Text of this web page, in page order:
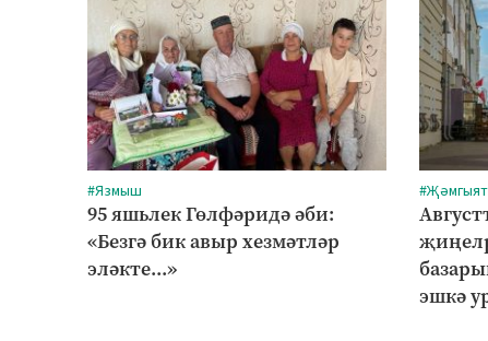
#Язмыш
95 яшьлек Гөлфәридә әби:
«Безгә бик авыр хезмәтләр
эләкте...»
эшкә